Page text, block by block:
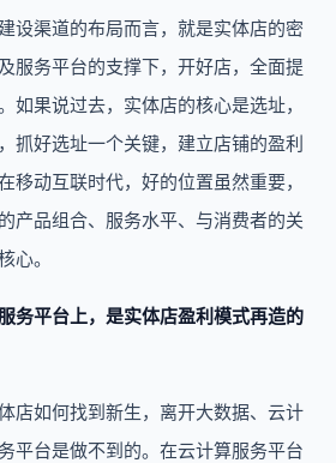
设渠道的布局而言，就是实体店的密
服务平台的支撑下，开好店，全面提
如果说过去，实体店的核心是选址，
抓好选址一个关键，建立店铺的盈利
移动互联时代，好的位置虽然重要，
产品组合、服务水平、与消费者的关
心。
务平台上，是实体店盈利模式再造的
店如何找到新生，离开大数据、云计
平台是做不到的。在云计算服务平台